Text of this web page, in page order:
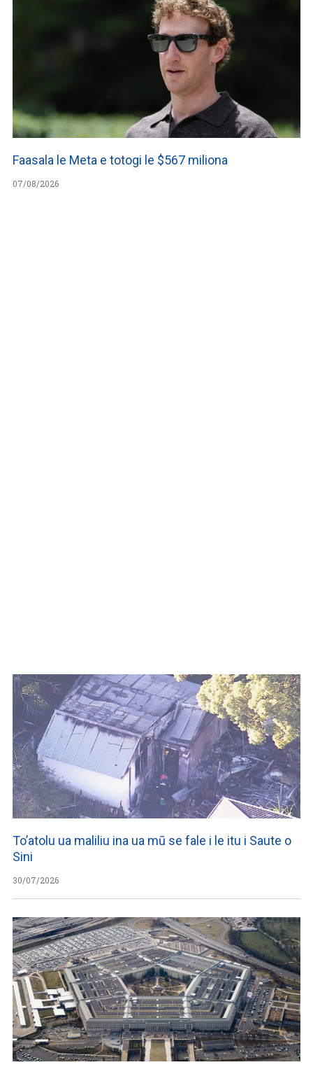
Faasala le Meta e totogi le $567 miliona
07/08/2026
To’atolu ua maliliu ina ua mū se fale i le itu i Saute o
Sini
30/07/2026